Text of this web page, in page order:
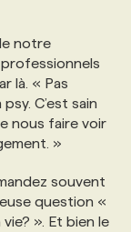
notre
là. « Pas
C’est sain
nous faire voir
»
souvent
question «
». Et bien le